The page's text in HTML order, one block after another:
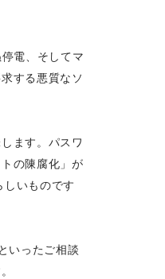
電、そしてマ
する悪質なソ
ます。パスワ
の陳腐化」が
しいものです
いったご相談